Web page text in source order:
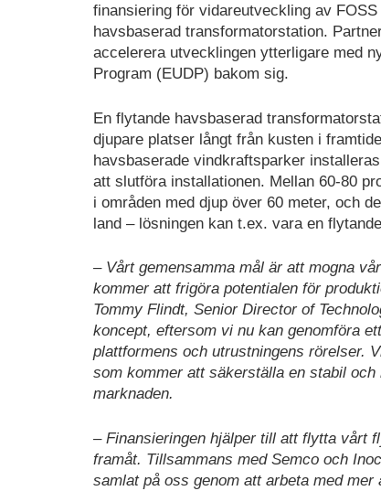
finansiering för vidareutveckling av
havsbaserad transformatorstation.
accelerera utvecklingen ytterligare med
Program (EUDP) bakom sig.
En flytande havsbaserad
djupare platser långt från kusten i
havsbaserade vindkraftsparker
att slutföra installationen. Mellan 60-80
i områden med djup över 60 meter, och
land – lösningen kan t.ex. vara en
– Vårt gemensamma mål är att mogna
kommer att frigöra potentialen för
Tommy Flindt, Senior Director of
koncept, eftersom vi nu kan genomföra
plattformens och utrustningens rörelser.
som kommer att säkerställa en stabil
marknaden.
– Finansieringen hjälper till att flytta vårt
framåt. Tillsammans med Semco och
samlat på oss genom att arbeta med